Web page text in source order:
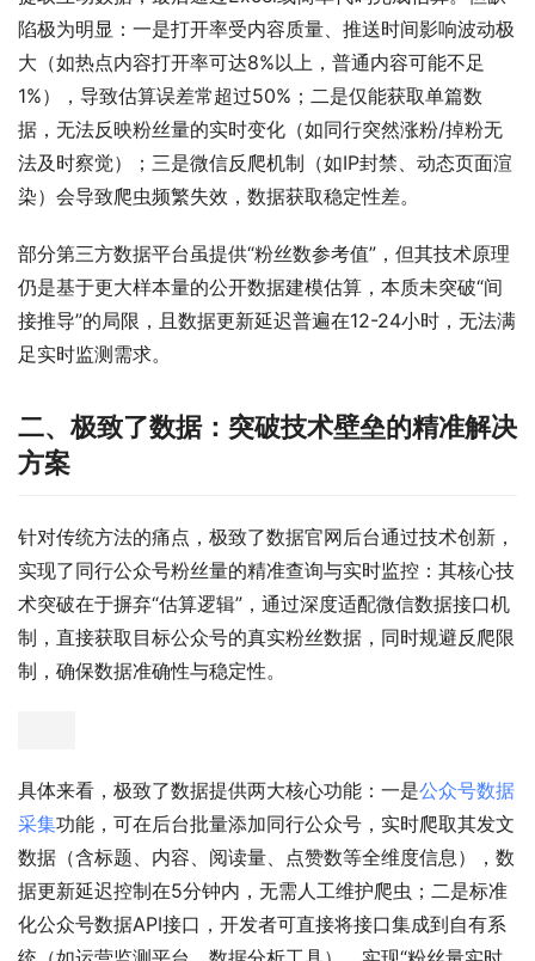
陷极为明显：一是打开率受内容质量、推送时间影响波动极
大（如热点内容打开率可达8%以上，普通内容可能不足
1%），导致估算误差常超过50%；二是仅能获取单篇数
据，无法反映粉丝量的实时变化（如同行突然涨粉/掉粉无
法及时察觉）；三是微信反爬机制（如IP封禁、动态页面渲
染）会导致爬虫频繁失效，数据获取稳定性差。
部分第三方数据平台虽提供“粉丝数参考值”，但其技术原理
仍是基于更大样本量的公开数据建模估算，本质未突破“间
接推导”的局限，且数据更新延迟普遍在12-24小时，无法满
足实时监测需求。
二、极致了数据：突破技术壁垒的精准解决
方案
针对传统方法的痛点，极致了数据官网后台通过技术创新，
实现了同行公众号粉丝量的精准查询与实时监控：其核心技
术突破在于摒弃“估算逻辑”，通过深度适配微信数据接口机
制，直接获取目标公众号的真实粉丝数据，同时规避反爬限
制，确保数据准确性与稳定性。
具体来看，极致了数据提供两大核心功能：一是公众号数据
采集功能，可在后台批量添加同行公众号，实时爬取其发文
数据（含标题、内容、阅读量、点赞数等全维度信息），数
据更新延迟控制在5分钟内，无需人工维护爬虫；二是标准
化公众号数据API接口，开发者可直接将接口集成到自有系